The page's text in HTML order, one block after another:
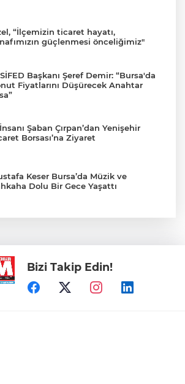
“İlçemizin ticaret hayatı,
güçlenmesi önceliğimiz"
Başkanı Şeref Demir: “Bursa'da
Fiyatlarını Düşürecek Anahtar
Şaban Çırpan’dan Yenişehir
Borsası’na Ziyaret
Keser Bursa’da Müzik ve
Dolu Bir Gece Yaşattı
Yenişehir Şoförler ve
Odası’na Ziyaret
Bizi Takip Edin!